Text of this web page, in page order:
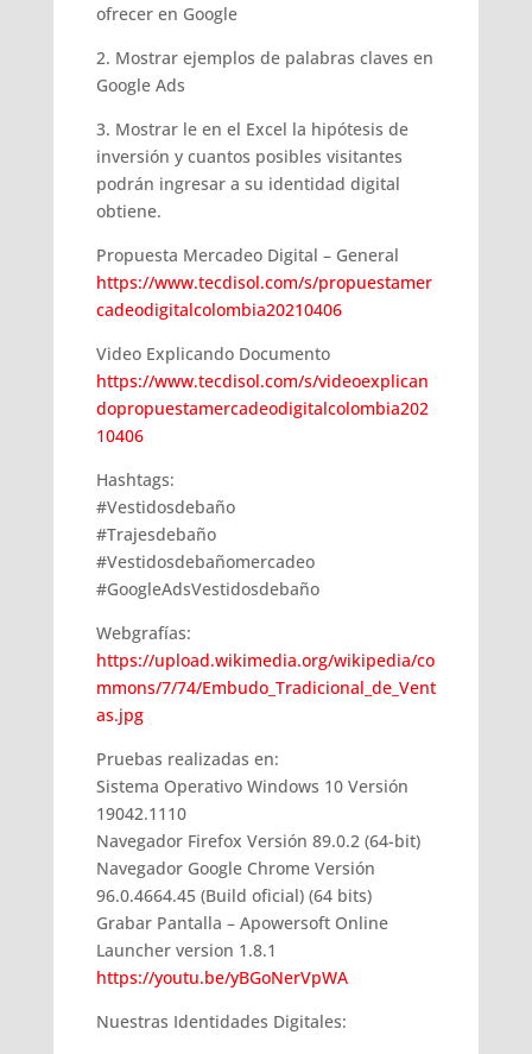
ofrecer en Google
2. Mostrar ejemplos de palabras claves en
Google Ads
3. Mostrar le en el Excel la hipótesis de
inversión y cuantos posibles visitantes
podrán ingresar a su identidad digital
obtiene.
Propuesta Mercadeo Digital – General
https://www.tecdisol.com/s/propuestamer
cadeodigitalcolombia20210406
Video Explicando Documento
https://www.tecdisol.com/s/videoexplican
dopropuestamercadeodigitalcolombia202
10406
Hashtags:
#Vestidosdebaño
#Trajesdebaño
#Vestidosdebañomercadeo
#GoogleAdsVestidosdebaño
Webgrafías:
https://upload.wikimedia.org/wikipedia/co
mmons/7/74/Embudo_Tradicional_de_Vent
as.jpg
Pruebas realizadas en:
Sistema Operativo Windows 10 Versión
19042.1110
Navegador Firefox Versión 89.0.2 (64-bit)
Navegador Google Chrome Versión
96.0.4664.45 (Build oficial) (64 bits)
Grabar Pantalla – Apowersoft Online
Launcher version 1.8.1
https://youtu.be/yBGoNerVpWA
Nuestras Identidades Digitales: